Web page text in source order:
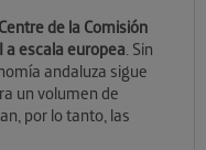
de la Comisión
a escala europea. Sin
andaluza sigue
un volumen de
por lo tanto, las